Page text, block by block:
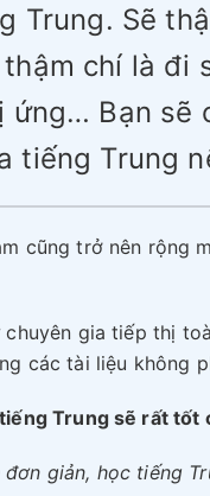
Trung. Sẽ
chí là đi
ứng… Bạn sẽ
tiếng Trung
cũng trở nên rộng
gia tiếp thị
các tài liệu không
Trung sẽ rất tốt
giản, học tiếng